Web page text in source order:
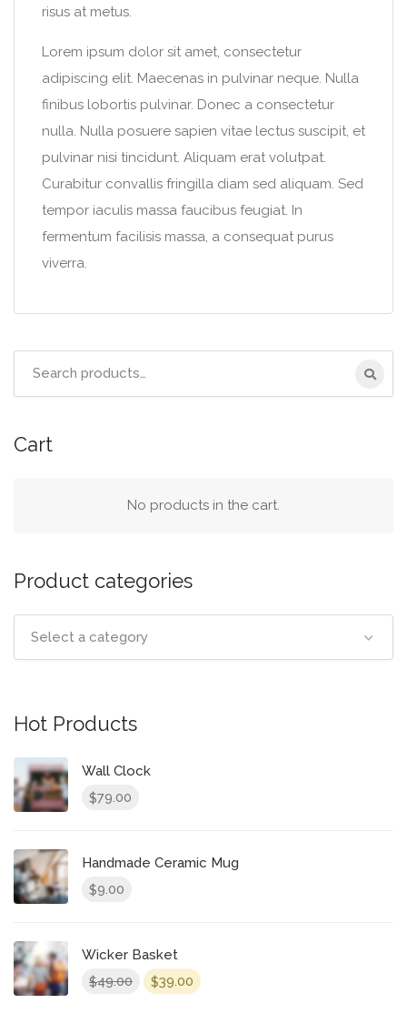
risus at metus.
Lorem ipsum dolor sit amet, consectetur
adipiscing elit. Maecenas in pulvinar neque. Nulla
finibus lobortis pulvinar. Donec a consectetur
nulla. Nulla posuere sapien vitae lectus suscipit, et
pulvinar nisi tincidunt. Aliquam erat volutpat.
Curabitur convallis fringilla diam sed aliquam. Sed
tempor iaculis massa faucibus feugiat. In
fermentum facilisis massa, a consequat purus
viverra.
Cart
No products in the cart.
Product categories
Select a category
Hot Products
Wall Clock
$79.00
Handmade Ceramic Mug
$9.00
Wicker Basket
$49.00 $39.00